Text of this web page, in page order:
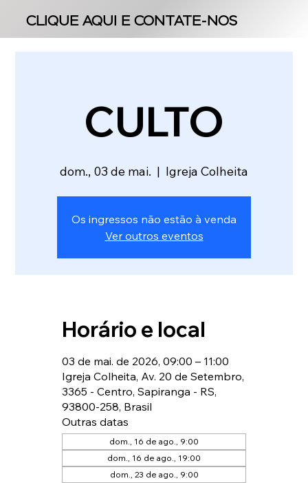
CLIQUE AQUI E CONTATE-NOS
CLIQUE AQUI E CONTATE-NOS
CULTO
dom., 03 de mai.
  |
Igreja Colheita
Os ingressos não estão à venda
Ver outros eventos
Horário e local
03 de mai. de 2026, 09:00 – 11:00
Igreja Colheita, Av. 20 de Setembro,
3365 - Centro, Sapiranga - RS,
93800-258, Brasil
Outras datas
dom., 16 de ago., 9:00
dom., 16 de ago., 19:00
dom., 23 de ago., 9:00